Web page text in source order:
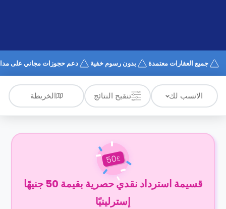
كيف
تعمل؟
الأسئلة
الشائعة
جميع العقارات معتمدة بدون رسوم خفية دعم حجوزات مجاني على مدار
الانسب لك تنقيح النتائج الخريطة
£
50
قسيمة استرداد نقدي حصرية بقيمة 50 جنيهًا
إسترلينيًا